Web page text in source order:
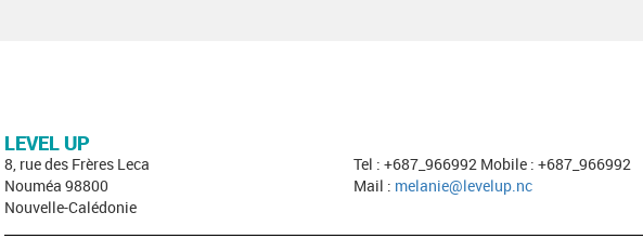
LEVEL UP
8, rue des Frères Leca
Nouméa 98800
Nouvelle-Calédonie
Tel : +687_966992 Mobile : +687_966992
Mail : melanie@levelup.nc